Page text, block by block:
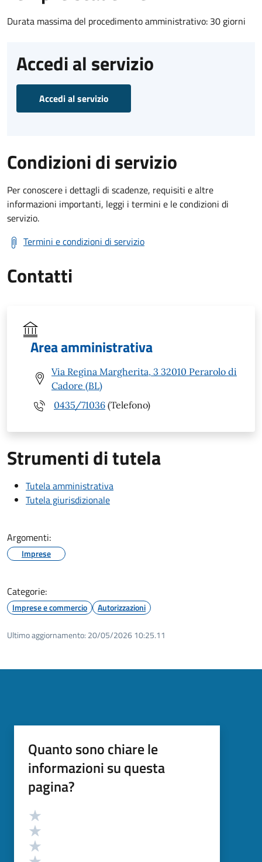
Durata massima del procedimento amministrativo: 30 giorni
Accedi al servizio
Accedi al servizio
Condizioni di servizio
Per conoscere i dettagli di scadenze, requisiti e altre
informazioni importanti, leggi i termini e le condizioni di
servizio.
Termini e condizioni di servizio
Contatti
Area amministrativa
Via Regina Margherita, 3 32010 Perarolo di
Cadore (BL)
0435/71036 (Telefono)
Strumenti di tutela
Tutela amministrativa
Tutela giurisdizionale
Argomenti:
Imprese
Categorie:
Imprese e commercio Autorizzazioni
Ultimo aggiornamento: 20/05/2026 10:25.11
Quanto sono chiare le
informazioni su questa
pagina?
Valutazione